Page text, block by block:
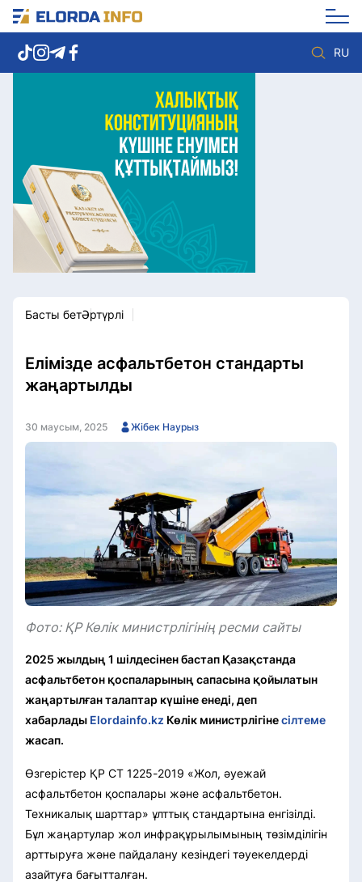
RU
Елорда жаңалықтары
Көзқарас
Саясат
Видео
Әлеумет
Экономика
Спорт
Мәдениет
Басты бетӘртүрлі
Елімізде асфальтбетон стандарты
жаңартылды
30 маусым, 2025 Жібек Наурыз
Фото: ҚР Көлік министрлігінің ресми сайты
2025 жылдың 1 шілдесінен бастап Қазақстанда
асфальтбетон қоспаларының сапасына қойылатын
жаңартылған талаптар күшіне енеді, деп
хабарлады Elordainfo.kz Көлік министрлігінесілтеме
жасап.
Өзгерістер ҚР СТ 1225-2019 «Жол, әуежай
асфальтбетон қоспалары және асфальтбетон.
Техникалық шарттар» ұлттық стандартына енгізілді.
Бұл жаңартулар жол инфрақұрылымының төзімділігін
арттыруға және пайдалану кезіндегі тәуекелдерді
азайтуға бағытталған.